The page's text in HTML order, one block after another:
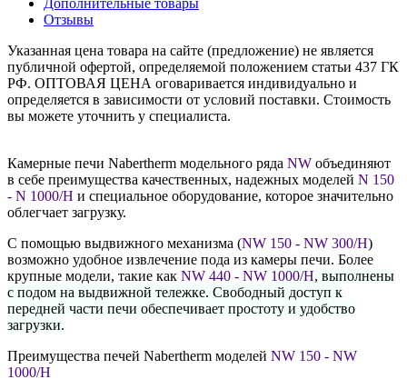
Отзывы
Указанная цена товара на сайте (предложение) не является
публичной офертой, определяемой положением статьи 437 ГК
РФ. ОПТОВАЯ ЦЕНА оговаривается индивидуально и
определяется в зависимости от условий поставки. Стоимость
вы можете уточнить у специалиста.
Камерные печи Nabertherm модельного ряда NW объединяют
в себе преимущества качественных, надежных моделей N 150
- N 1000/H и специальное оборудование, которое значительно
облегчает загрузку.
С помощью выдвижного механизма (NW 150 - NW 300/H)
возможно удобное извлечение пода из камеры печи. Более
крупные модели, такие как NW 440 - NW 1000/H, выполнены
с подом на выдвижной тележке. Свободный доступ к
передней части печи обеспечивает простоту и удобство
загрузки.
Преимущества печей Nabertherm моделей NW 150 - NW
1000/H